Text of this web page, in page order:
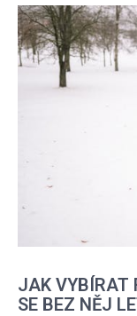
JAK VYBÍRAT
SE BEZ NĚJ